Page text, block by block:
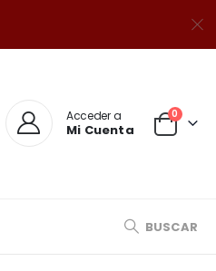
Acceder a
Mi Cuenta
0
BUSCAR